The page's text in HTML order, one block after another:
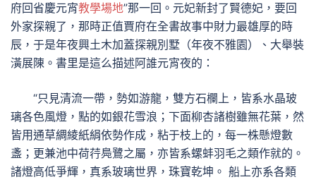
府回省慶元宵教學場地”那一回。元妃新封了賢德妃，要回
外家探親了，那時正值賈府在全書故事中財力最雄厚的時
辰，于是年夜興土木加蓋探親別墅（年夜不雅園）、大舉裝
潢展陳。書里是這么描述阿誰元宵夜的：
“只見清流一帶，勢如游龍，雙方石欄上，皆系水晶玻
璃各色風燈，點的如銀花雪浪；下面柳杏諸樹雖無花葉，然
皆用通草綢綾紙絹依勢作成，粘于枝上的，每一株懸燈數
盞；更兼池中荷荇鳧鷺之屬，亦皆系螺蚌羽毛之類作就的。
諸燈高低爭輝，真系玻璃世界，珠寶乾坤。 船上亦系各類